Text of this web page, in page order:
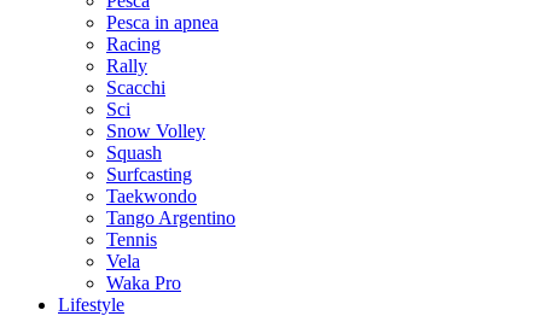
Pesca in apnea
Racing
Rally
Scacchi
Sci
Snow Volley
Squash
Surfcasting
Taekwondo
Tango Argentino
Tennis
Vela
Waka Pro
Lifestyle